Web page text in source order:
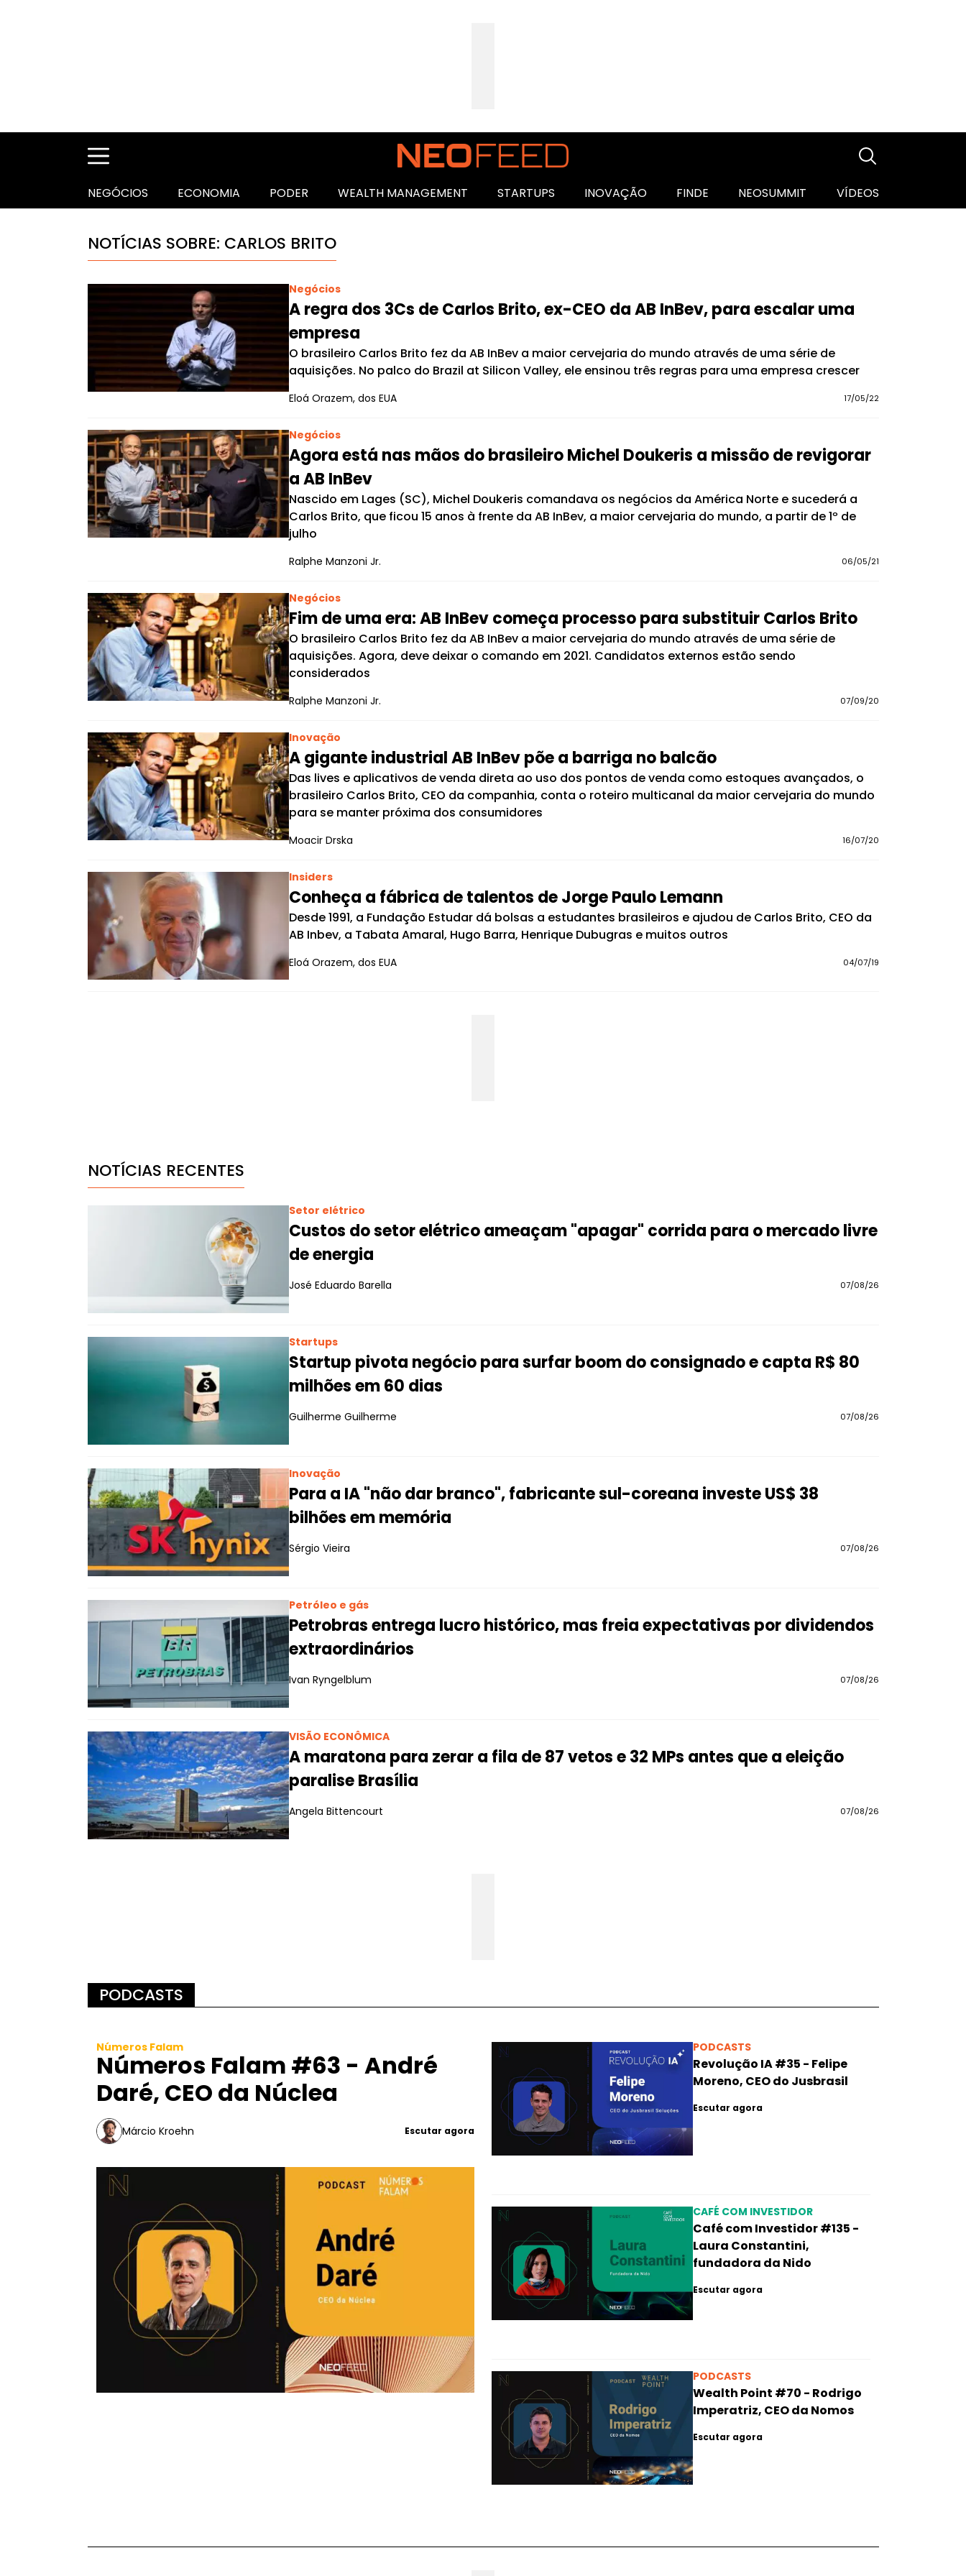
NEGÓCIOS ECONOMIA PODER WEALTH MANAGEMENT STARTUPS INOVAÇÃO FINDE NEOSUMMIT VÍDEOS
NOTÍCIAS SOBRE: CARLOS BRITO
Negócios
A regra dos 3Cs de Carlos Brito, ex-CEO da AB InBev, para escalar uma
empresa
O brasileiro Carlos Brito fez da AB InBev a maior cervejaria do mundo através de uma série de
aquisições. No palco do Brazil at Silicon Valley, ele ensinou três regras para uma empresa crescer
Eloá Orazem, dos EUA 17/05/22
Negócios
Agora está nas mãos do brasileiro Michel Doukeris a missão de revigorar
a AB InBev
Nascido em Lages (SC), Michel Doukeris comandava os negócios da América Norte e sucederá a
Carlos Brito, que ficou 15 anos à frente da AB InBev, a maior cervejaria do mundo, a partir de 1º de
julho
Ralphe Manzoni Jr. 06/05/21
Negócios
Fim de uma era: AB InBev começa processo para substituir Carlos Brito
O brasileiro Carlos Brito fez da AB InBev a maior cervejaria do mundo através de uma série de
aquisições. Agora, deve deixar o comando em 2021. Candidatos externos estão sendo
considerados
Ralphe Manzoni Jr. 07/09/20
Inovação
A gigante industrial AB InBev põe a barriga no balcão
Das lives e aplicativos de venda direta ao uso dos pontos de venda como estoques avançados, o
brasileiro Carlos Brito, CEO da companhia, conta o roteiro multicanal da maior cervejaria do mundo
para se manter próxima dos consumidores
Moacir Drska 16/07/20
Insiders
Conheça a fábrica de talentos de Jorge Paulo Lemann
Desde 1991, a Fundação Estudar dá bolsas a estudantes brasileiros e ajudou de Carlos Brito, CEO da
AB Inbev, a Tabata Amaral, Hugo Barra, Henrique Dubugras e muitos outros
Eloá Orazem, dos EUA 04/07/19
NOTÍCIAS RECENTES
Setor elétrico
Custos do setor elétrico ameaçam "apagar" corrida para o mercado livre
de energia
José Eduardo Barella 07/08/26
Startups
Startup pivota negócio para surfar boom do consignado e capta R$ 80
milhões em 60 dias
Guilherme Guilherme 07/08/26
Inovação
Para a IA "não dar branco", fabricante sul-coreana investe US$ 38
bilhões em memória
Sérgio Vieira 07/08/26
Petróleo e gás
Petrobras entrega lucro histórico, mas freia expectativas por dividendos
extraordinários
Ivan Ryngelblum 07/08/26
VISÃO ECONÔMICA
A maratona para zerar a fila de 87 vetos e 32 MPs antes que a eleição
paralise Brasília
Angela Bittencourt 07/08/26
PODCASTS
Números Falam
Números Falam #63 - André
Daré, CEO da Núclea
Márcio Kroehn Escutar agora
PODCASTS
Revolução IA #35 - Felipe
Moreno, CEO do Jusbrasil
Escutar agora
CAFÉ COM INVESTIDOR
Café com Investidor #135 -
Laura Constantini,
fundadora da Nido
Escutar agora
PODCASTS
Wealth Point #70 - Rodrigo
Imperatriz, CEO da Nomos
Escutar agora